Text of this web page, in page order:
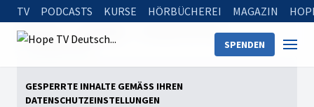
TV PODCASTS KURSE HÖRBÜCHEREI MAGAZIN
SPENDEN
Startseite
Das Wort zum Tag
2. Dezember 2025
GESPERRTE INHALTE GEMÄSS IHREN D
ATENSCHUTZEINSTELLUNGEN